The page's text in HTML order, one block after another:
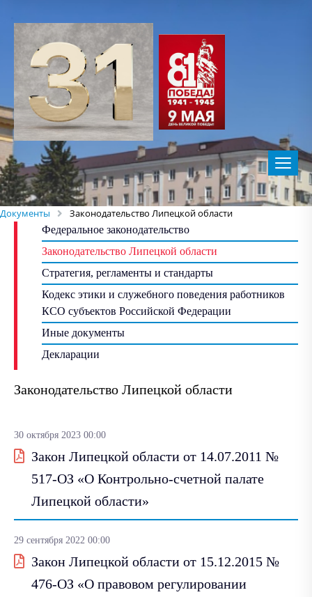
Документы Законодательство Липецкой области
Федеральное законодательство
Законодательство Липецкой области
Стратегия, регламенты и стандарты
Кодекс этики и служебного поведения работников
КСО субъектов Российской Федерации
Иные документы
Декларации
Законодательство Липецкой области
30 октября 2023 00:00
Закон Липецкой области от 14.07.2011 №
517-ОЗ «О Контрольно-счетной палате
Липецкой области»
29 сентября 2022 00:00
Закон Липецкой области от 15.12.2015 №
476-ОЗ «О правовом регулировании